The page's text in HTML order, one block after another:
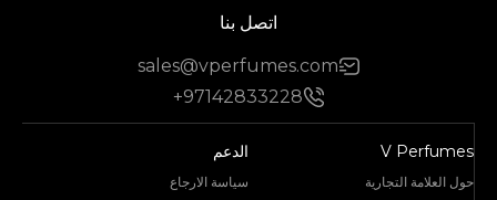
اتصل بنا
sales@vperfumes.com
+97142833228
V Perfumes
حول العلامة التجارية
الدعم
سياسة الارجاع